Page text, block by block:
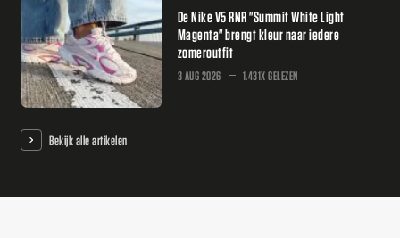
De Nike V5 RNR "Summit White Light
Magenta" brengt kleur naar iedere
zomeroutfit
3 AUG 2026 1.431X GELEZEN
Bekijk alle artikelen